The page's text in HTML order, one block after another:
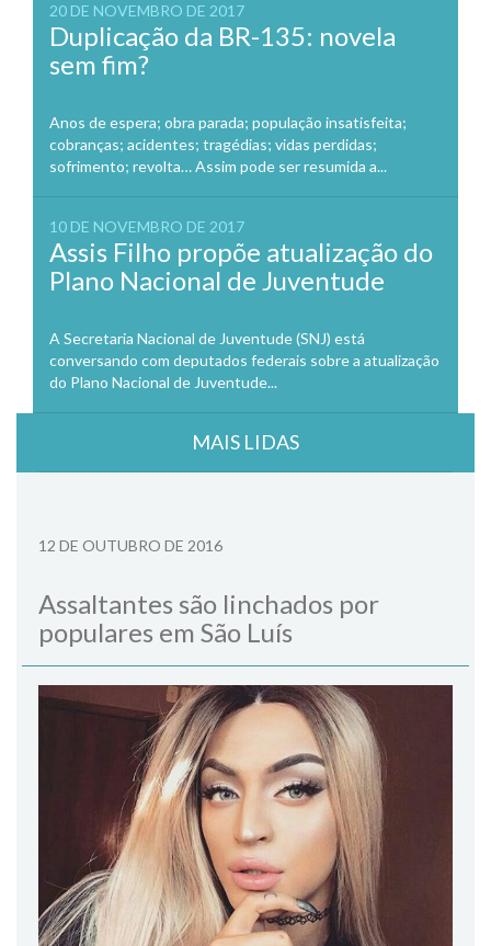
20 DE NOVEMBRO DE 2017
Duplicação da BR-135: novela
sem fim?
Anos de espera; obra parada; população insatisfeita;
cobranças; acidentes; tragédias; vidas perdidas;
sofrimento; revolta… Assim pode ser resumida a...
10 DE NOVEMBRO DE 2017
Assis Filho propõe atualização do
Plano Nacional de Juventude
A Secretaria Nacional de Juventude (SNJ) está
conversando com deputados federais sobre a atualização
do Plano Nacional de Juventude...
MAIS LIDAS
12 DE OUTUBRO DE 2016
Assaltantes são linchados por
populares em São Luís